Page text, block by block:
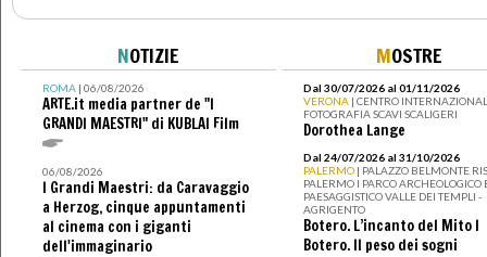
NOTIZIE
ROMA| 06/08/2026
ARTE.it media partner de "I
GRANDI MAESTRI" di KUBLAI Film
06/08/2026
I Grandi Maestri: da Caravaggio
a Herzog, cinque appuntamenti
al cinema con i giganti
dell'immaginario
MOSTRE
Dal 30/07/2026 al 01/11/2026
VERONA | CENTRO
FOTOGRAFIA SCAVI SCALIGERI
Dorothea Lange
Dal 24/07/2026 al 31/10/2026
PALERMO | PALAZZO BELMONTE
PALERMO I PARCO ARCHEOLOGICO
PAESAGGISTICO VALLE DEI TEMPLI -
AGRIGENTO
Botero. L’incanto del Mito I
Botero. Il peso dei sogni